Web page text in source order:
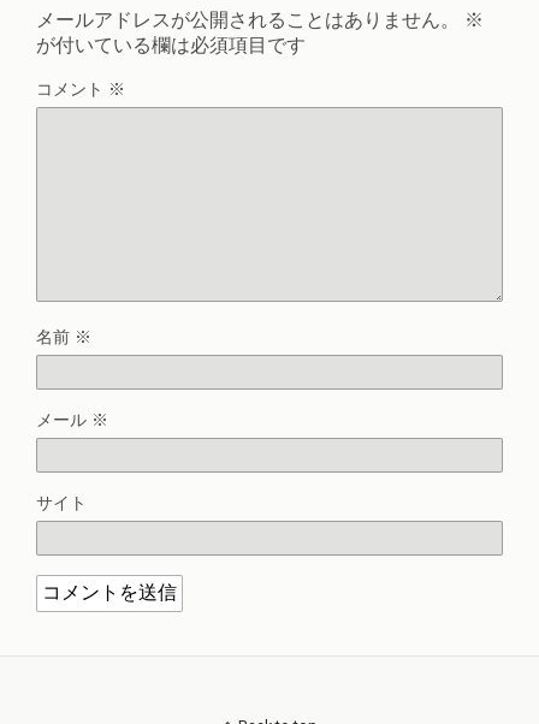
メールアドレスが公開されることはありません。
※
が付いている欄は必須項目です
コメント ※
名前 ※
メール ※
サイト